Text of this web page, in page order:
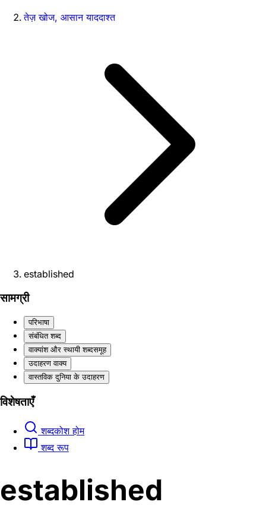
तेज़ खोज, आसान याददाश्त
established
सामग्री
परिभाषा
संबंधित शब्द
वाक्यांश और स्थायी शब्दसमूह
उदाहरण वाक्य
वास्तविक दुनिया के उदाहरण
विशेषताएँ
शब्दकोश होम
शब्द रूप
established